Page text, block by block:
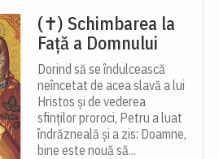
(✝) Schimbarea la
Față a Domnului
Dorind să se îndulcească
neîncetat de acea slavă a lui
Hristos și de vederea
sfinților proroci, Petru a luat
îndrăzneală și a zis: Doamne,
bine este nouă să...